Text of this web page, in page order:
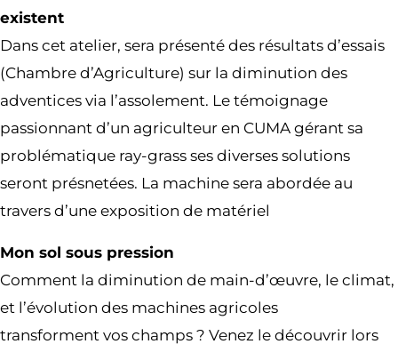
existent
Dans cet atelier, sera présenté des résultats d’essais
(Chambre d’Agriculture) sur la diminution des
adventices via l’assolement. Le témoignage
passionnant d’un agriculteur en CUMA gérant sa
problématique ray-grass ses diverses solutions
seront présnetées. La machine sera abordée au
travers d’une exposition de matériel
Mon sol sous pression
Comment la diminution de main-d’œuvre, le climat,
et l’évolution des machines agricoles
transforment vos champs ? Venez le découvrir lors